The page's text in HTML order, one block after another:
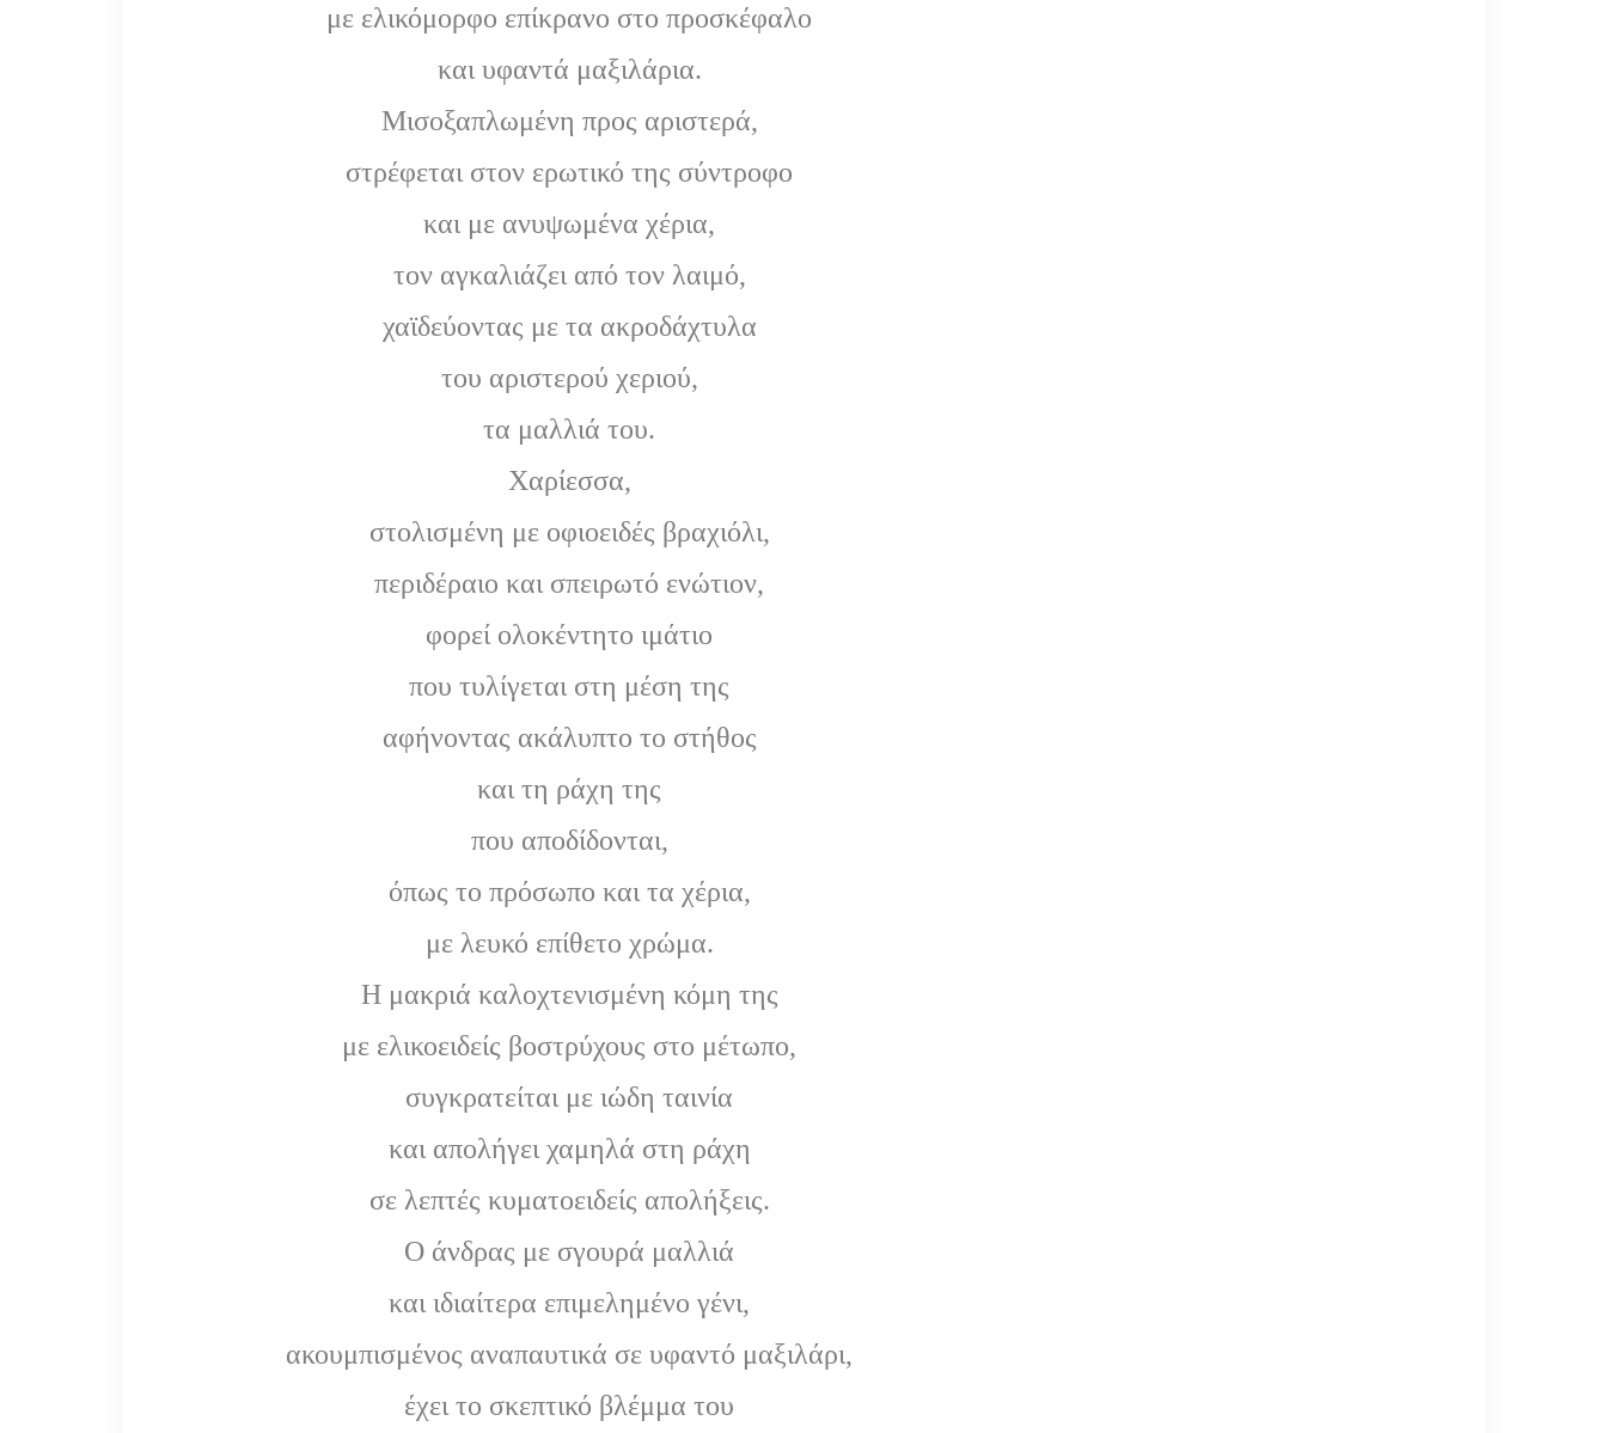
με ελικόμορφο επίκρανο στο προσκέφαλο
και υφαντά μαξιλάρια.
Μισοξαπλωμένη προς αριστερά,
στρέφεται στον ερωτικό της σύντροφο
και με ανυψωμένα χέρια,
τον αγκαλιάζει από τον λαιμό,
χαϊδεύοντας με τα ακροδάχτυλα
του αριστερού χεριού,
τα μαλλιά του.
Χαρίεσσα,
στολισμένη με οφιοειδές βραχιόλι,
περιδέραιο και σπειρωτό ενώτιον,
φορεί ολοκέντητο ιμάτιο
που τυλίγεται στη μέση της
αφήνοντας ακάλυπτο το στήθος
και τη ράχη της
που αποδίδονται,
όπως το πρόσωπο και τα χέρια,
με λευκό επίθετο χρώμα.
Η μακριά καλοχτενισμένη κόμη της
με ελικοειδείς βοστρύχους στο μέτωπο,
συγκρατείται με ιώδη ταινία
και απολήγει χαμηλά στη ράχη
σε λεπτές κυματοειδείς απολήξεις.
Ο άνδρας με σγουρά μαλλιά
και ιδιαίτερα επιμελημένο γένι,
ακουμπισμένος αναπαυτικά σε υφαντό μαξιλάρι,
έχει το σκεπτικό βλέμμα του